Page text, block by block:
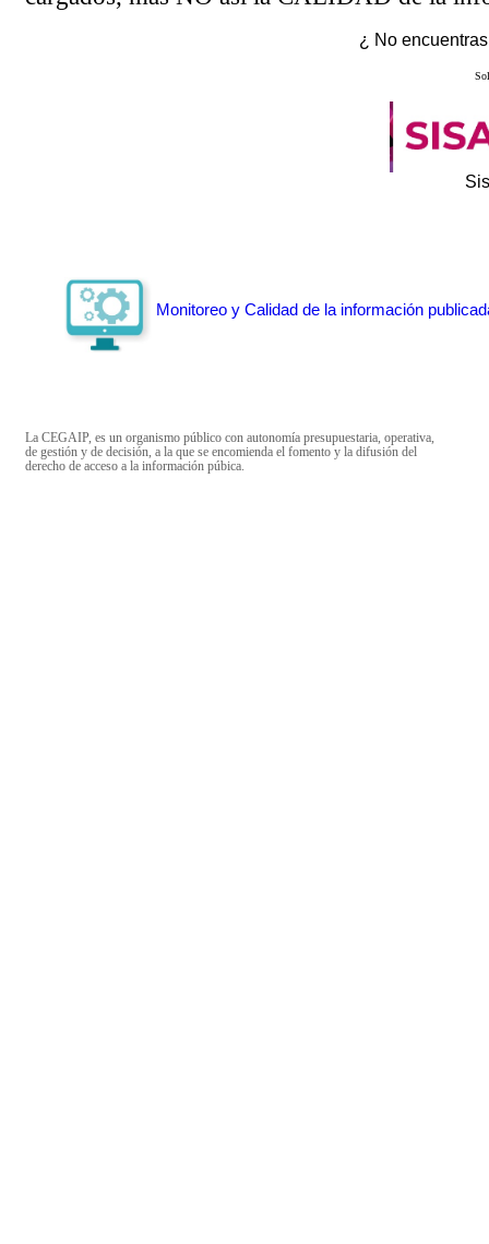
¿ No
Monitoreo y Calidad de la información
La CEGAIP, es un organismo público con autonomía presupuestaria, operativa,
de gestión y de decisión, a la que se encomienda el fomento y la difusión del
derecho de acceso a la información púbica.